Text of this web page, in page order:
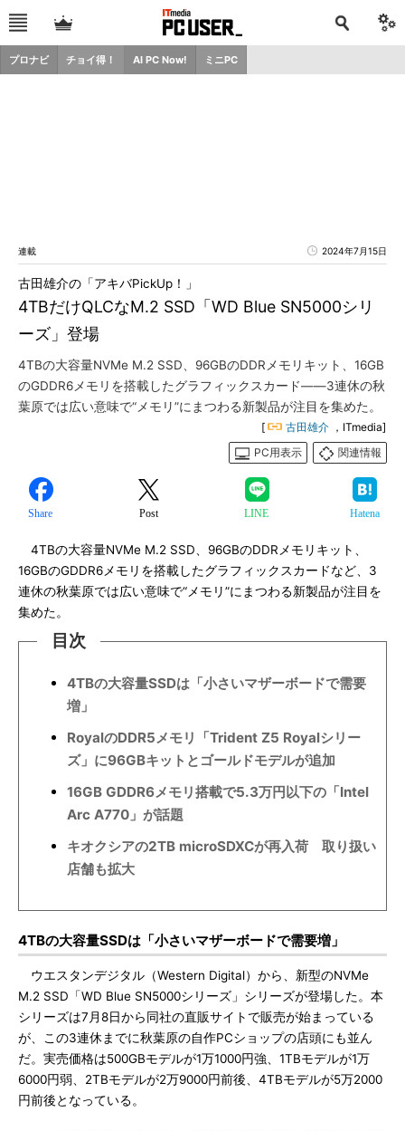
プロナビ チョイ得！ AI PC Now! ミニPC
連載 2024年7月15日
4TBだけQLCなM.2 SSD「WD Blue SN5000シリ
ーズ」登場
古田雄介の「アキバPickUp！」
4TBの大容量NVMe M.2 SSD、96GBのDDRメモリキット、16GB
のGDDR6メモリを搭載したグラフィックスカード――3連休の秋
葉原では広い意味で“メモリ”にまつわる新製品が注目を集めた。
[ 古田雄介 ，ITmedia]
PC用表示
関連情報
Share Post LINE Hatena
4TBの大容量NVMe M.2 SSD、96GBのDDRメモリキット、
16GBのGDDR6メモリを搭載したグラフィックスカードなど、3
連休の秋葉原では広い意味で“メモリ”にまつわる新製品が注目を
集めた。
目次
4TBの大容量SSDは「小さいマザーボードで需要
増」
RoyalのDDR5メモリ「Trident Z5 Royalシリー
ズ」に96GBキットとゴールドモデルが追加
16GB GDDR6メモリ搭載で5.3万円以下の「Intel
Arc A770」が話題
キオクシアの2TB microSDXCが再入荷 取り扱い
店舗も拡大
4TBの大容量SSDは「小さいマザーボードで需要増」
ウエスタンデジタル（Western Digital）から、新型のNVMe
M.2 SSD「WD Blue SN5000シリーズ」シリーズが登場した。本
シリーズは7月8日から同社の直販サイトで販売が始まっている
が、この3連休までに秋葉原の自作PCショップの店頭にも並ん
だ。実売価格は500GBモデルが1万1000円強、1TBモデルが1万
6000円弱、2TBモデルが2万9000円前後、4TBモデルが5万2000
円前後となっている。